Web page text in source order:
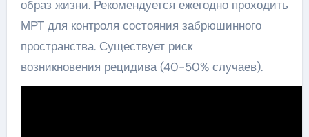
образ жизни. Рекомендуется ежегодно проходить
МРТ для контроля состояния забрюшинного
пространства. Существует риск
возникновения рецидива (40-50% случаев).